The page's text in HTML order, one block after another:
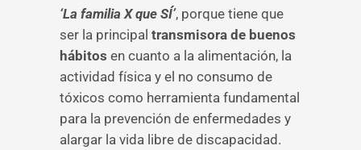
‘La familia X que SÍ’, porque tiene que
ser la principal transmisora de buenos
hábitos en cuanto a la alimentación, la
actividad física y el no consumo de
tóxicos como herramienta fundamental
para la prevención de enfermedades y
alargar la vida libre de discapacidad.